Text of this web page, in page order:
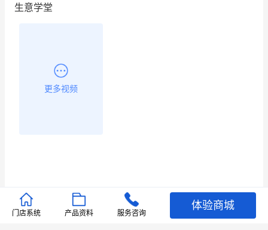
生意学堂
更多视频
推荐文章
门店系统 产品资料 服务咨询
体验商城